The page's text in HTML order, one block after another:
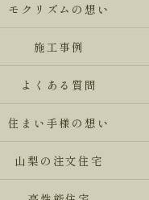
モクリズムの想い
施工事例
よくある質問
住まい手様の想い
山梨の注文住宅